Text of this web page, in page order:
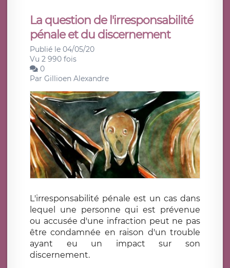
La question de l'irresponsabilité
pénale et du discernement
Publié le 04/05/20
Vu 2 990 fois
0
Par Gillioen Alexandre
L'irresponsabilité pénale est un cas dans
lequel une personne qui est prévenue
ou accusée d'une infraction peut ne pas
être condamnée en raison d'un trouble
ayant eu un impact sur son
discernement.